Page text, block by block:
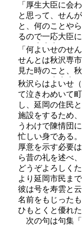
「厚生大臣に会
と思って、せん
と、何のことや
るので一応大臣
「何よいせ
・・・
のせ
せんとは秋沢専
見た時のこと、
秋沢らはよいせ
・・・
て泣きわめいて
し、延岡の住民
施設をするため
うわけで陳情団
忙しい身である
厚意を示す必要
ら昔の礼を述べ
どうぞよろしく
より延岡市民ま
彼は号を寿雲と
名前をもじった
ひもとくと優れ
次の句は句集